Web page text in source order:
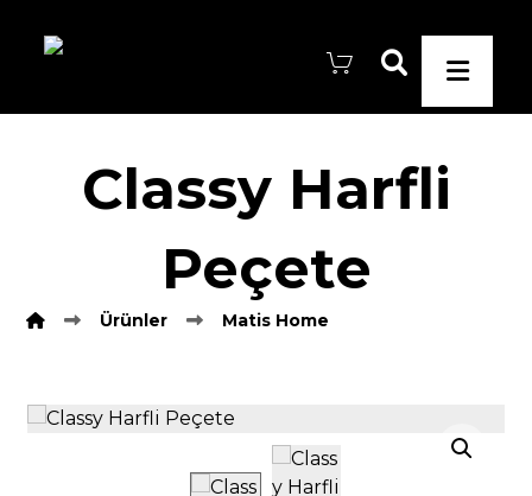
Classy Harfli
Peçete
Ürünler Matis Home